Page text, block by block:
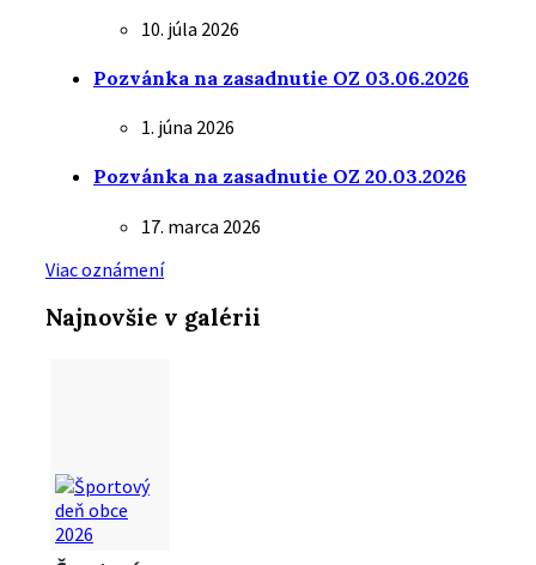
10. júla 2026
Pozvánka na zasadnutie OZ 03.06.2026
1. júna 2026
Pozvánka na zasadnutie OZ 20.03.2026
17. marca 2026
Viac oznámení
Najnovšie v galérii